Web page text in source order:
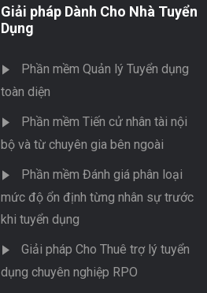
Giải pháp Dành Cho Nhà Tuyển
Dụng
Phần mềm Quản lý Tuyển dụng
toàn diện
Phần mềm Tiến cử nhân tài nội
bộ và từ chuyên gia bên ngoài
Phần mềm Đánh giá phân loại
mức độ ổn định từng nhân sự trước
khi tuyển dụng
Giải pháp Cho Thuê trợ lý tuyển
dụng chuyên nghiệp RPO